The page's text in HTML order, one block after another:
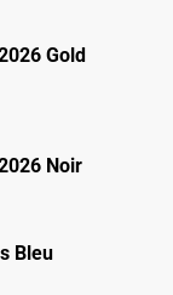
Gold
Noir
Bleu